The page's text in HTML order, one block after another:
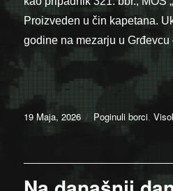
Proizveden u čin kapetana.
godine na mezarju u Grđevcu
Posted
19 Maja, 2026 Categories
Poginuli borci,